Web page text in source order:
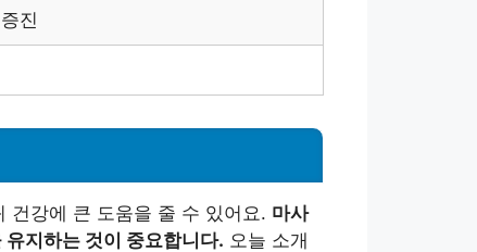
진
건강에 큰 도움을 줄 수 있어요. 마사
지하는 것이 중요합니다. 오늘 소개